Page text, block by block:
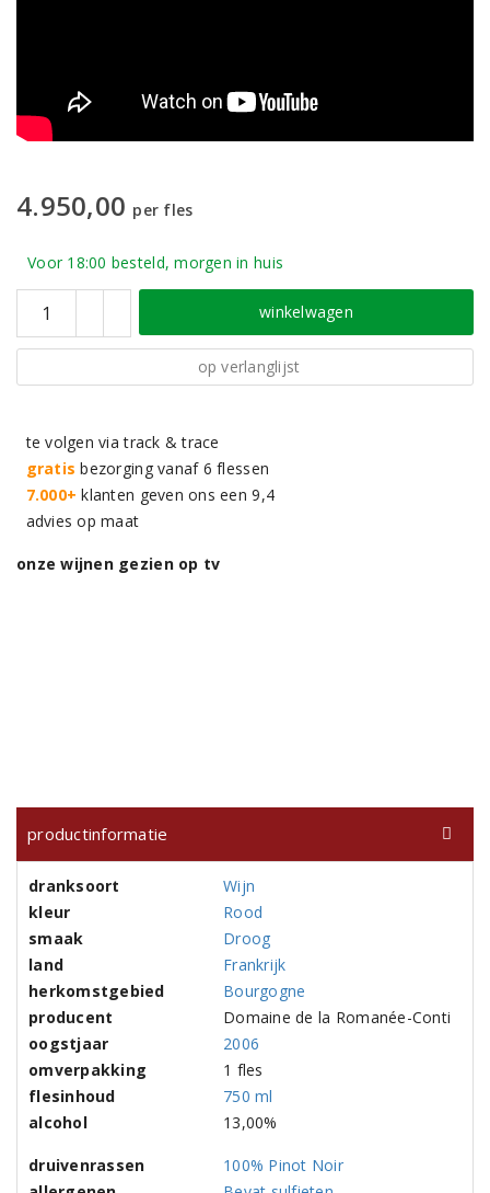
4.950,00 per fles
Voor 18:00 besteld, morgen in huis
winkelwagen
op verlanglijst
te volgen via track & trace
gratis bezorging vanaf 6 flessen
7.000+ klanten geven ons een 9,4
advies op maat
onze wijnen gezien op tv
productinformatie
dranksoort
Wijn
kleur
Rood
smaak
Droog
land
Frankrijk
herkomstgebied
Bourgogne
producent
Domaine de la Romanée-Conti
oogstjaar
2006
omverpakking
1 fles
flesinhoud
750 ml
alcohol
13,00%
druivenrassen
100% Pinot Noir